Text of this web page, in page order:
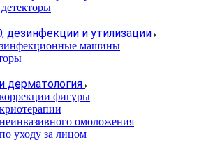
дезинфекции и утилизации
машины
дерматология
фигуры
омоложения
уходу за лицом